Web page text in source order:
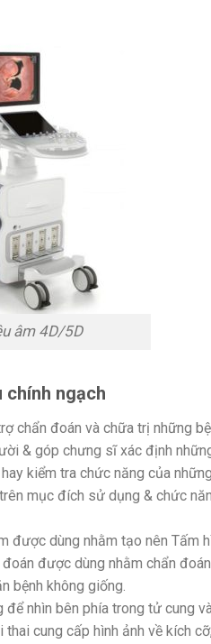
âm 4D/5D
chính ngạch
chẩn đoán và chữa trị những
& góp chưng sĩ xác định
kiểm tra chức năng của
mục đích sử dụng & chức
được dùng nhằm tạo nên Tấm
được dùng nhằm chẩn
bệnh không giống.
nhìn bên phía trong tử cung
cung cấp hình ảnh về kích